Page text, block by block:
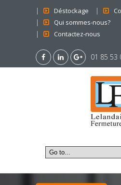
Déstockage
Qui sommes-nous?
Contactez-nous
01 85 53